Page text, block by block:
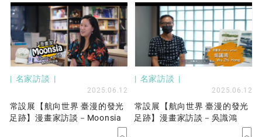
名家訪談
2025.06.12
常設展【航向世界 臺漫的發光
足跡】漫畫家訪談－Moonsia
名家訪談
2025.06.12
常設展【航向世界 臺漫的發光
足跡】漫畫家訪談－吳識鴻